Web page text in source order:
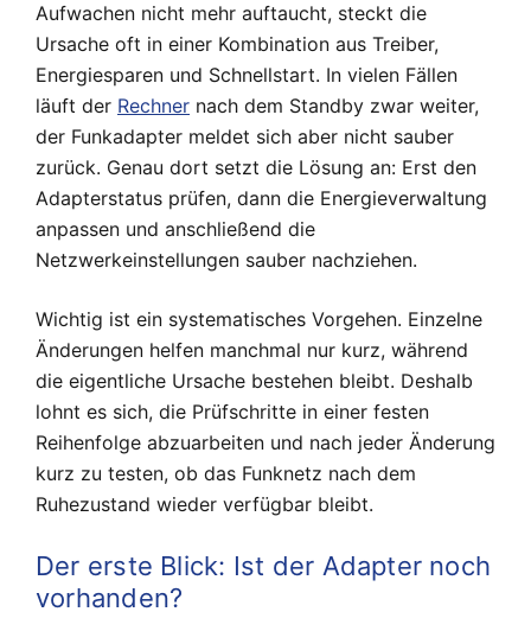
Aufwachen nicht mehr auftaucht, steckt die
Ursache oft in einer Kombination aus Treiber,
Energiesparen und Schnellstart. In vielen Fällen
läuft der Rechner nach dem Standby zwar weiter,
der Funkadapter meldet sich aber nicht sauber
zurück. Genau dort setzt die Lösung an: Erst den
Adapterstatus prüfen, dann die Energieverwaltung
anpassen und anschließend die
Netzwerkeinstellungen sauber nachziehen.
Wichtig ist ein systematisches Vorgehen. Einzelne
Änderungen helfen manchmal nur kurz, während
die eigentliche Ursache bestehen bleibt. Deshalb
lohnt es sich, die Prüfschritte in einer festen
Reihenfolge abzuarbeiten und nach jeder Änderung
kurz zu testen, ob das Funknetz nach dem
Ruhezustand wieder verfügbar bleibt.
Der erste Blick: Ist der Adapter noch
vorhanden?